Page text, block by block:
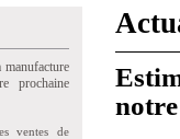
manufacture
prochaine
ventes de